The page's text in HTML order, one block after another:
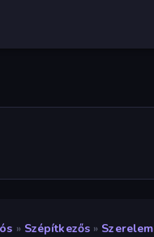
» Szépítkezős » Szerelem